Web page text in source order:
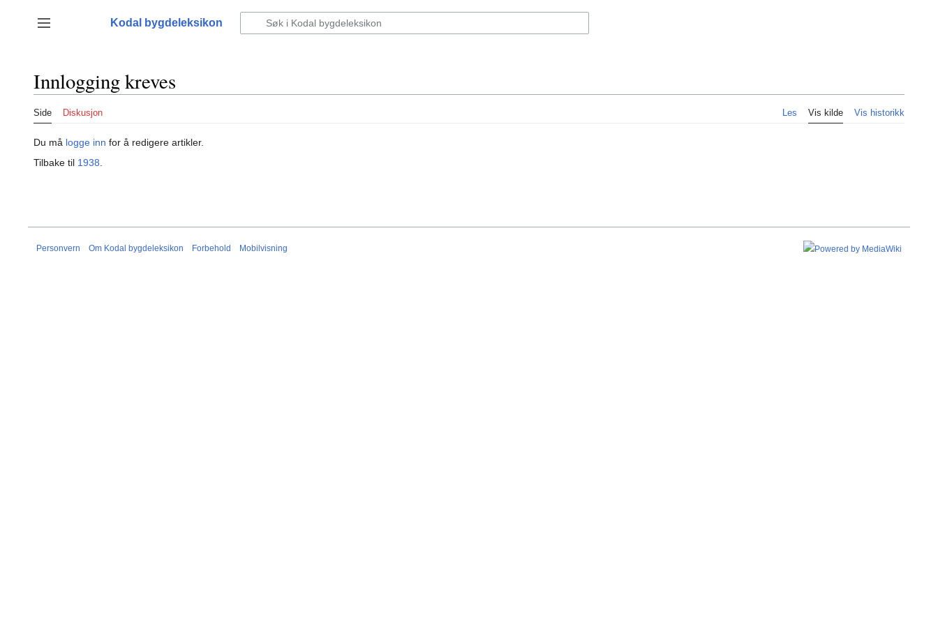
innhold
Vis/skjul sidefelt
Kodal bygdeleksikon
Innlogging kreves
Side Diskusjon Les Vis kilde Vis historikk
Du må logge inn for å redigere artikler.
Tilbake til 1938
Personvern Om Kodal bygdeleksikon Forbehold Mobilvisning